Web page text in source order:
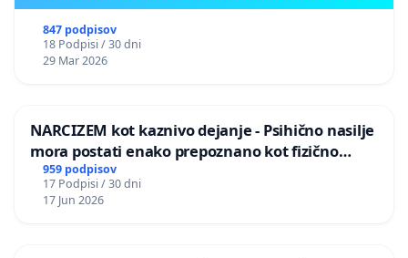
847 podpisov
18 Podpisi / 30 dni
29 Mar 2026
NARCIZEM kot kaznivo dejanje - Psihično nasilje
mora postati enako prepoznano kot fizično
nasilje
959 podpisov
17 Podpisi / 30 dni
17 Jun 2026